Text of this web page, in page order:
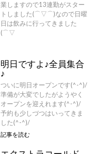
業しますので13連勤がスター
トしました(⌒▽⌒)なので日曜
日は飲みに行ってきました
(⌒▽
明日ですよ♪全員集合
♪
ついに明日オープンです(^-^)/
準備が大変でしたがようやく
オープンを迎えれます(^-^)/
予約も少しづつはいってきま
した(^-^)/
記事を読む